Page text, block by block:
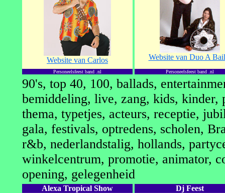
Website van Carlos
Personeelsfeest band .nl
Website van Duo A
Personeelsfeest band .nl
90's, top 40, 100, ballads,
bemiddeling, live, zang, kids,
thema, typetjes, acteurs, receptie,
gala, festivals, optredens, scholen,
r&b, nederlandstalig, hollands,
winkelcentrum, promotie, animator,
opening, gelegenheid
Alexa Tropical Show Dj Feest